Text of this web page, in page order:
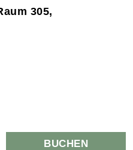
305,
BUCHEN